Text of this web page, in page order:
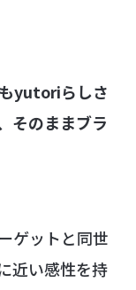
yutoriらしさ
そのままブラ
ゲットと同世
近い感性を持